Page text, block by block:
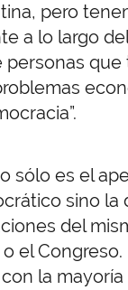
pero
a lo largo
que
sólo es el
sino la
del
el Congreso.
la mayoría